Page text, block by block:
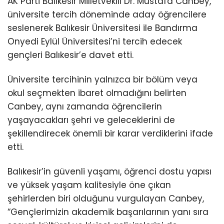
üniversite tercih döneminde aday öğrencilere
seslenerek Balıkesir Üniversitesi ile Bandırma
Onyedi Eylül Üniversitesi’ni tercih edecek
gençleri Balıkesir’e davet etti.
Üniversite tercihinin yalnızca bir bölüm veya
okul seçmekten ibaret olmadığını belirten
Canbey, aynı zamanda öğrencilerin
yaşayacakları şehri ve geleceklerini de
şekillendirecek önemli bir karar verdiklerini ifade
etti.
Balıkesir’in güvenli yaşamı, öğrenci dostu yapısı
ve yüksek yaşam kalitesiyle öne çıkan
şehirlerden biri olduğunu vurgulayan Canbey,
“Gençlerimizin akademik başarılarının yanı sıra